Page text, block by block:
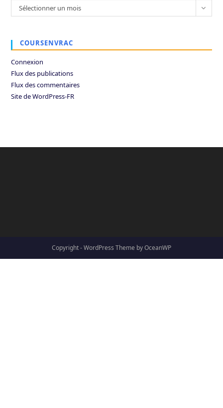
Archives
Sélectionner un mois
COURSENVRAC
Connexion
Flux des publications
Flux des commentaires
Site de WordPress-FR
Copyright - WordPress Theme by OceanWP